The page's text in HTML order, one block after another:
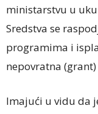
ministarstvu u
Sredstva se
programima i
nepovratna
Imajući u vidu da